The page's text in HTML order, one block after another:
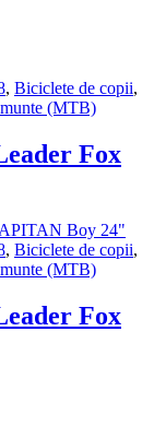
, Biciclete de copii,
(MTB)
Fox
, Biciclete de copii,
(MTB)
Fox